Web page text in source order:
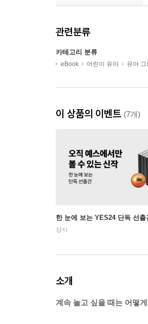
관련분류
카테고리 분류
eBook 어린이 유아 유아 그
이 상품의 이벤트 (7개)
한 눈에 보는 YES24 단독 선출
상시
소개
계속 놀고 싶을 때는 어떻